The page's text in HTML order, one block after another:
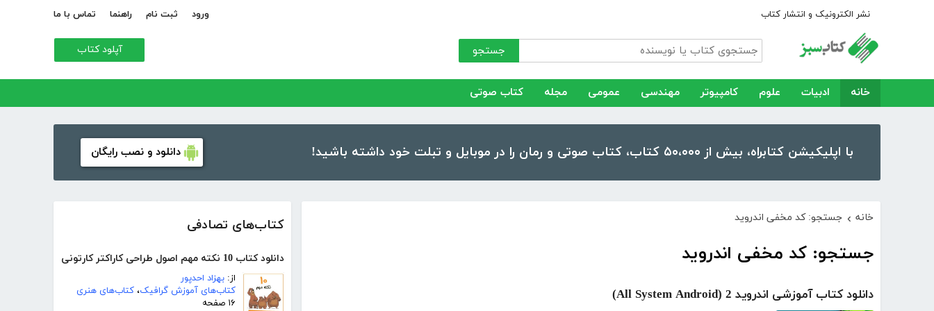
نشر الکترونیک و انتشار کتاب ورود ثبت نام راهنما تماس با ما
جستجو آپلود کتاب
خانه ادبیات علوم کامپیوتر مهندسی عمومی مجله کتاب صوتی
با اپلیکیشن کتابراه، بیش از ۵۰،۰۰۰ کتاب، کتاب صوتی و رمان را در موبایل و تبلت خود داشته باشید! دانلود و نصب رایگان
کتاب‌های تصادفی
دانلود کتاب 10 نکته مهم اصول طراحی کاراکتر کارتونی
از: بهزاد احدپور
کتاب‌های آموزش گرافیک، کتاب‌های هنری
۱۶ صفحه
خانه › جستجو: کد مخفی اندروید
جستجو: کد مخفی اندروید
دانلود کتاب آموزشی اندروید 2 (All System Android)